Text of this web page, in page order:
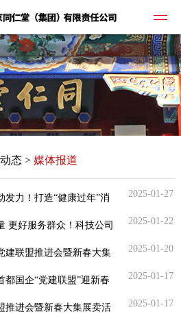
党建
人才
学习
纪检
主打
态 > 媒体报道
发力！打造“健康过年”消 2025-01-27
更好服务群众！科技公司 2025-01-22
建联盟推进会暨新春大集 2025-01-20
都国企“党建联盟”迎新春 2025-01-17
推进会暨新春大集展卖活 2025-01-17